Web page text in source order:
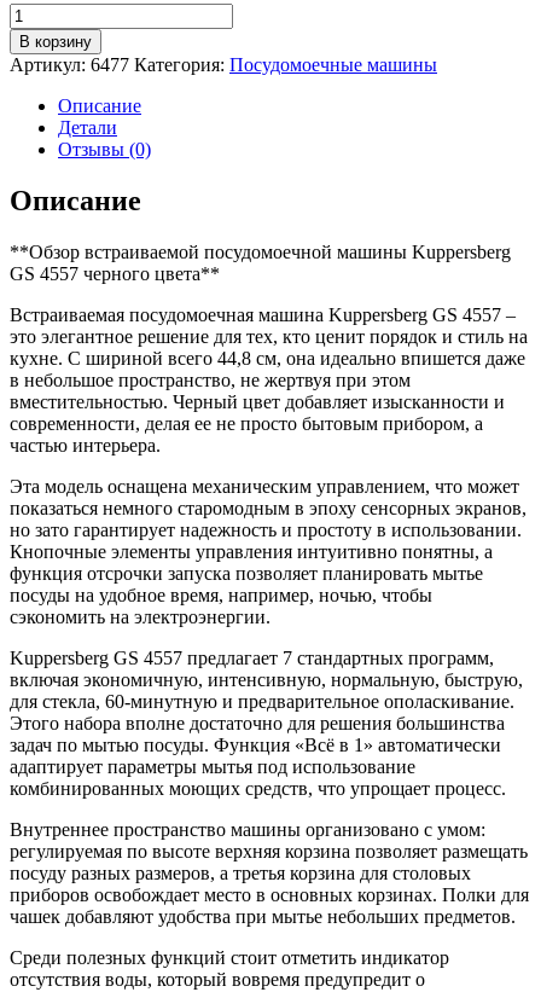
Количество
товара
Встраиваемая
посудомоечная
машина
44,8
Kuppersberg
GS
4557
В корзину
Артикул: 6477 Категория: Посудомоечные машины
Описание
Детали
Отзывы (0)
Описание
**Обзор встраиваемой посудомоечной машины Kuppersberg
GS 4557 черного цвета**
Встраиваемая посудомоечная машина Kuppersberg GS 4557 –
это элегантное решение для тех, кто ценит порядок и стиль на
кухне. С шириной всего 44,8 см, она идеально впишется даже
в небольшое пространство, не жертвуя при этом
вместительностью. Черный цвет добавляет изысканности и
современности, делая ее не просто бытовым прибором, а
частью интерьера.
Эта модель оснащена механическим управлением, что может
показаться немного старомодным в эпоху сенсорных экранов,
но зато гарантирует надежность и простоту в использовании.
Кнопочные элементы управления интуитивно понятны, а
функция отсрочки запуска позволяет планировать мытье
посуды на удобное время, например, ночью, чтобы
сэкономить на электроэнергии.
Kuppersberg GS 4557 предлагает 7 стандартных программ,
включая экономичную, интенсивную, нормальную, быструю,
для стекла, 60-минутную и предварительное ополаскивание.
Этого набора вполне достаточно для решения большинства
задач по мытью посуды. Функция «Всё в 1» автоматически
адаптирует параметры мытья под использование
комбинированных моющих средств, что упрощает процесс.
Внутреннее пространство машины организовано с умом:
регулируемая по высоте верхняя корзина позволяет размещать
посуду разных размеров, а третья корзина для столовых
приборов освобождает место в основных корзинах. Полки для
чашек добавляют удобства при мытье небольших предметов.
Среди полезных функций стоит отметить индикатор
отсутствия воды, который вовремя предупредит о